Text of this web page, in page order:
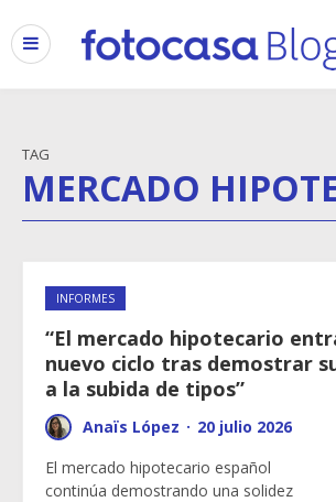
TAG
MERCADO
INFORMES
“El mercado hipotecario
nuevo ciclo tras demostrar
a la subida de tipos”
Anaïs López · 20 julio 2026
El mercado hipotecario español
continúa demostrando una solidez